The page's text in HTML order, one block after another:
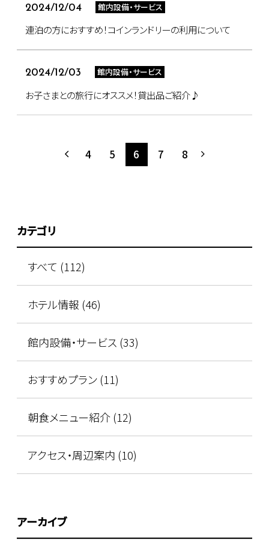
2024/12/04 館内設備・サービス
連泊の方におすすめ！コインランドリーの利用について
2024/12/03 館内設備・サービス
お子さまとの旅行にオススメ！貸出品ご紹介♪
4 5 6 7 8
カテゴリ
すべて (112)
ホテル情報 (46)
館内設備・サービス (33)
おすすめプラン (11)
朝食メニュー紹介 (12)
アクセス・周辺案内 (10)
アーカイブ